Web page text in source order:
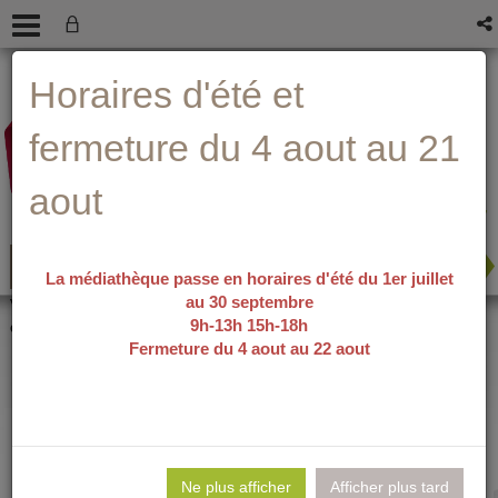
menu
contenu
recherche
Vous êtes ici :
Détail du
document
Le monde d'à
Horaires d'été et
fermeture du 4 aout au 21
aout
La médiathèque passe en horaires d'été du 1er juillet
au 30 septembre
9h-13h 15h-18h
Fermeture du 4 aout au 22 aout
Ne plus afficher Afficher plus tard